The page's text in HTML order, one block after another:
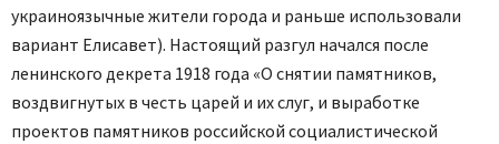
украиноязычные жители города и раньше использовали
вариант Елисавет). Настоящий разгул начался после
ленинского декрета 1918 года «О снятии памятников,
воздвигнутых в честь царей и их слуг, и выработке
проектов памятников российской социалистической